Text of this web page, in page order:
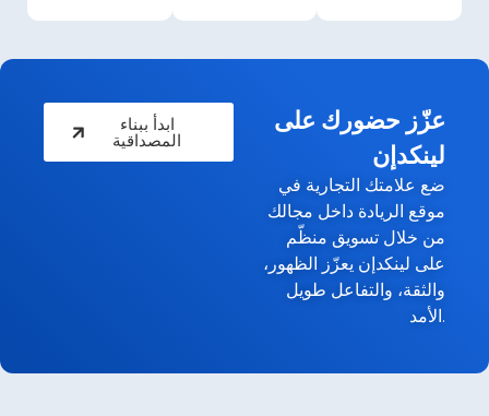
ابدأ ببناء
المصداقية
عزّز حضورك على
لينكدإن
ضع علامتك التجارية في
موقع الريادة داخل مجالك
من خلال تسويق منظّم
على لينكدإن يعزّز الظهور،
والثقة، والتفاعل طويل
الأمد.